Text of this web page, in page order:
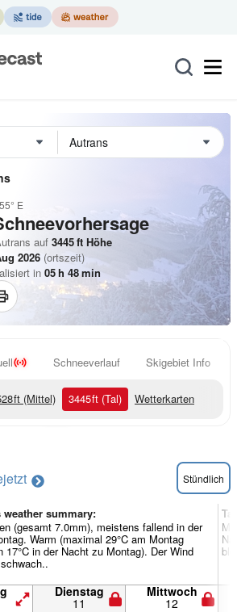
E
auf 3445ft Höhe
2026 (ortszeit)
in 05h 48min
Schneeverlauf Skigebiet Info
ft (Mittel) 3445ft (Tal) Wetterkarten
jetzt Stündlich
weather summary:
(gesamt 7.0mm), meistens fallend in der
Warm (maximal 29°C am Montag
17°C in der Nacht zu Montag). Der Wind
Dienstag
11
Mittwoch
12